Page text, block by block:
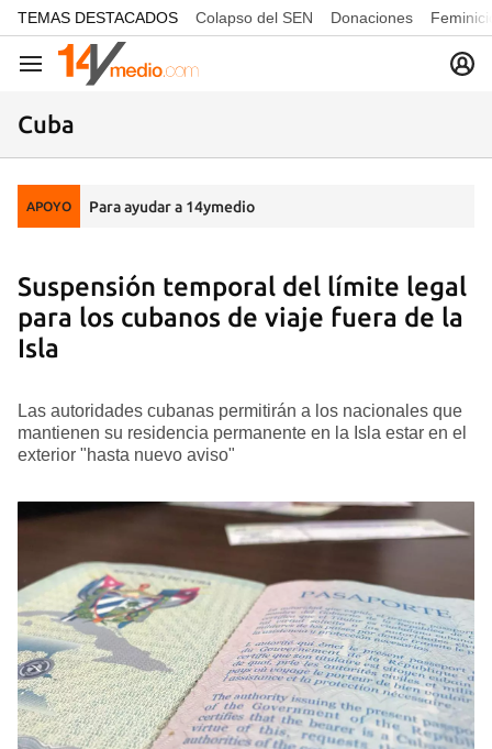
common.go-to-content
TEMAS DESTACADOS Colapso del SEN Donaciones
Navegación
Cuba
APOYO Para ayudar a 14ymedio
Suspensión temporal del límite legal
para los cubanos de viaje fuera de la
Isla
Las autoridades cubanas permitirán a los nacionales que
mantienen su residencia permanente en la Isla estar en el
exterior "hasta nuevo aviso"